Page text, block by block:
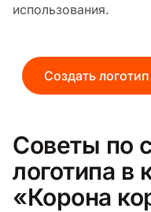
использования.
Создать
Советы по
логотипа в
«Корона